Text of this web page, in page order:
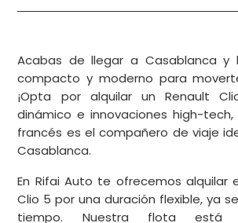
Acabas de llegar a Casablanca y
compacto y moderno para
¡Opta por alquilar un Renault
dinámico e innovaciones high-
francés es el compañero de viaje
Casablanca.
En Rifai Auto te ofrecemos alquilar
Clio 5 por una duración flexible, ya
tiempo. Nuestra flota está